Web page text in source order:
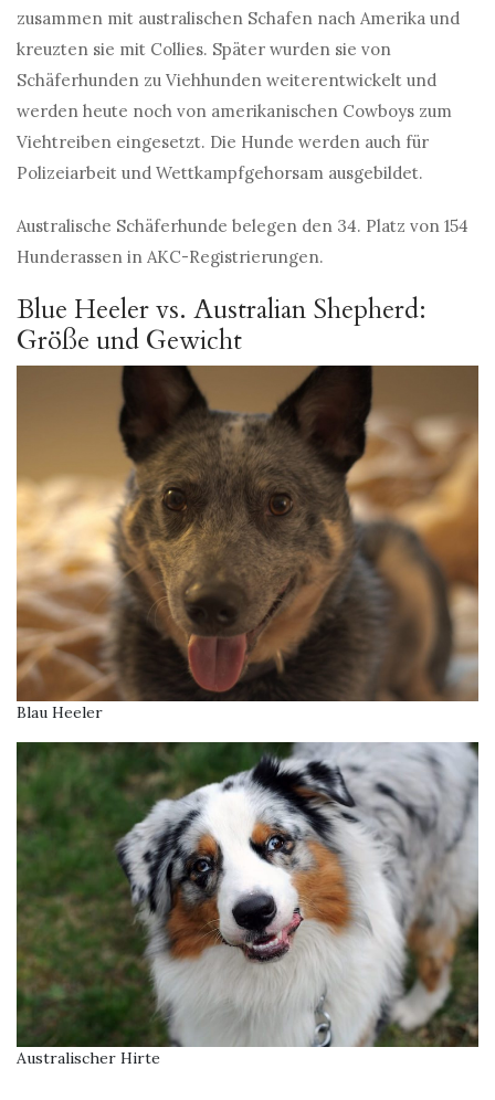
zusammen mit australischen Schafen nach Amerika und
kreuzten sie mit Collies. Später wurden sie von
Schäferhunden zu Viehhunden weiterentwickelt und
werden heute noch von amerikanischen Cowboys zum
Viehtreiben eingesetzt. Die Hunde werden auch für
Polizeiarbeit und Wettkampfgehorsam ausgebildet.
Australische Schäferhunde belegen den 34. Platz von 154
Hunderassen in AKC-Registrierungen.
Blue Heeler vs. Australian Shepherd:
Größe und Gewicht
Blau Heeler
Australischer Hirte